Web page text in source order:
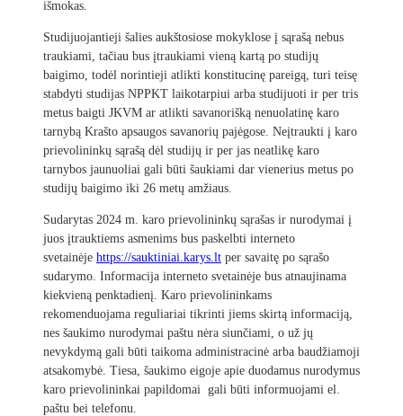
išmokas.
Studijuojantieji šalies aukštosiose mokyklose į sąrašą nebus
traukiami, tačiau bus įtraukiami vieną kartą po studijų
baigimo, todėl norintieji atlikti konstitucinę pareigą, turi teisę
stabdyti studijas NPPKT laikotarpiui arba studijuoti ir per tris
metus baigti JKVM ar atlikti savanorišką nenuolatinę karo
tarnybą Krašto apsaugos savanorių pajėgose. Neįtraukti į karo
prievolininkų sąrašą dėl studijų ir per jas neatlikę karo
tarnybos jaunuoliai gali būti šaukiami dar vienerius metus po
studijų baigimo iki 26 metų amžiaus.
Sudarytas 2024 m. karo prievolininkų sąrašas ir nurodymai į
juos įtrauktiems asmenims bus paskelbti interneto
svetainėje https://sauktiniai.karys.lt per savaitę po sąrašo
sudarymo. Informacija interneto svetainėje bus atnaujinama
kiekvieną penktadienį. Karo prievolininkams
rekomenduojama reguliariai tikrinti jiems skirtą informaciją,
nes šaukimo nurodymai paštu nėra siunčiami, o už jų
nevykdymą gali būti taikoma administracinė arba baudžiamoji
atsakomybė. Tiesa, šaukimo eigoje apie duodamus nurodymus
karo prievolininkai papildomai gali būti informuojami el.
paštu bei telefonu.